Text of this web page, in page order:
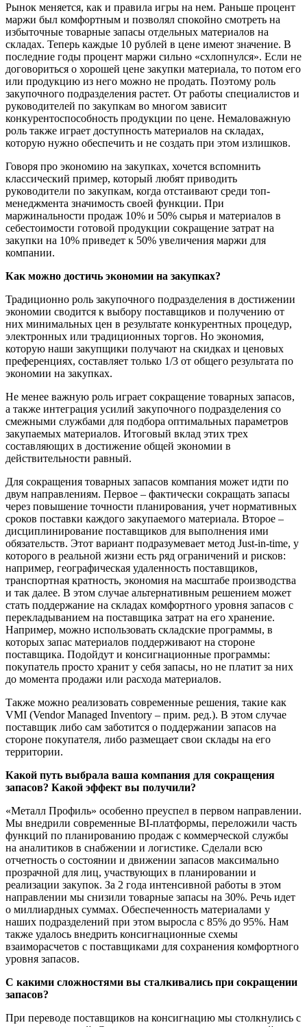
Рынок меняется, как и правила игры на нем. Раньше процент
маржи был комфортным и позволял спокойно смотреть на
избыточные товарные запасы отдельных материалов на
складах. Теперь каждые 10 рублей в цене имеют значение. В
последние годы процент маржи сильно «схлопнулся». Если не
договориться о хорошей цене закупки материала, то потом его
или продукцию из него можно не продать. Поэтому роль
закупочного подразделения растет. От работы специалистов и
руководителей по закупкам во многом зависит
конкурентоспособность продукции по цене. Немаловажную
роль также играет доступность материалов на складах,
которую нужно обеспечить и не создать при этом излишков.
Говоря про экономию на закупках, хочется вспомнить
классический пример, который любят приводить
руководители по закупкам, когда отстаивают среди топ-
менеджмента значимость своей функции. При
маржинальности продаж 10% и 50% сырья и материалов в
себестоимости готовой продукции сокращение затрат на
закупки на 10% приведет к 50% увеличения маржи для
компании.
Как можно достичь экономии на закупках?
Традиционно роль закупочного подразделения в достижении
экономии сводится к выбору поставщиков и получению от
них минимальных цен в результате конкурентных процедур,
электронных или традиционных торгов. Но экономия,
которую наши закупщики получают на скидках и ценовых
преференциях, составляет только 1/3 от общего результата по
экономии на закупках.
Не менее важную роль играет сокращение товарных запасов,
а также интеграция усилий закупочного подразделения со
смежными службами для подбора оптимальных параметров
закупаемых материалов. Итоговый вклад этих трех
составляющих в достижение общей экономии в
действительности равный.
Для сокращения товарных запасов компания может идти по
двум направлениям. Первое – фактически сокращать запасы
через повышение точности планирования, учет нормативных
сроков поставки каждого закупаемого материала. Второе –
дисциплинирование поставщиков для выполнения ими
обязательств. Этот вариант подразумевает метод Just-in-time, у
которого в реальной жизни есть ряд ограничений и рисков:
например, географическая удаленность поставщиков,
транспортная кратность, экономия на масштабе производства
и так далее. В этом случае альтернативным решением может
стать поддержание на складах комфортного уровня запасов с
перекладыванием на поставщика затрат на его хранение.
Например, можно использовать складские программы, в
которых запас материалов поддерживают на стороне
поставщика. Подойдут и консигнационные программы:
покупатель просто хранит у себя запасы, но не платит за них
до момента продажи или расхода материалов.
Также можно реализовать современные решения, такие как
VMI (Vendor Managed Inventory – прим. ред.). В этом случае
поставщик либо сам заботится о поддержании запасов на
стороне покупателя, либо размещает свои склады на его
территории.
Какой путь выбрала ваша компания для сокращения
запасов? Какой эффект вы получили?
«Металл Профиль» особенно преуспел в первом направлении.
Мы внедрили современные BI-платформы, переложили часть
функций по планированию продаж с коммерческой службы
на аналитиков в снабжении и логистике. Сделали всю
отчетность о состоянии и движении запасов максимально
прозрачной для лиц, участвующих в планировании и
реализации закупок. За 2 года интенсивной работы в этом
направлении мы снизили товарные запасы на 30%. Речь идет
о миллиардных суммах. Обеспеченность материалами у
наших подразделений при этом выросла с 85% до 95%. Нам
также удалось внедрить консигнационные схемы
взаиморасчетов с поставщиками для сохранения комфортного
уровня запасов.
С какими сложностями вы сталкивались при сокращении
запасов?
При переводе поставщиков на консигнацию мы столкнулись с